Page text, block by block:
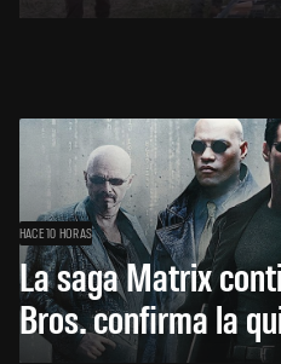
HACE 10 HORAS
La saga Matrix
Bros. confirma la